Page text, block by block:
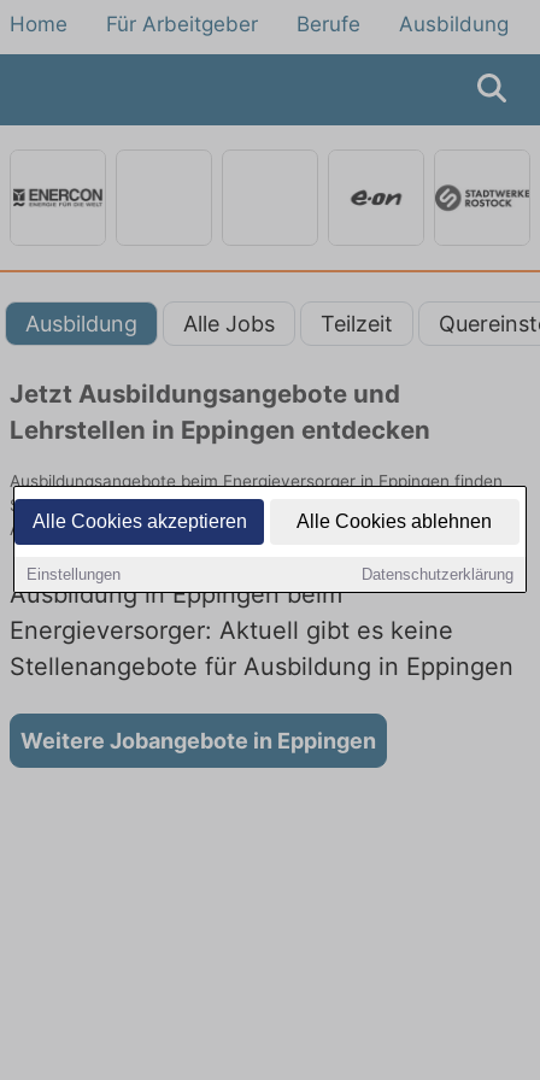
Alle Cookies akzeptieren Alle Cookies ablehnen
Einstellungen Datenschutzerklärung
Home Für Arbeitgeber Berufe Ausbildung
Ausbildung Alle Jobs Teilzeit
Jetzt Ausbildungsangebote und
Lehrstellen in Eppingen entdecken
Ausbildungsangebote beim Energieversorger in Eppingen finden
Sie von namhaften Firmen. Entdecken Sie freie Optionen von Top-
Arbeitgebern und bewerben Sie sich noch heute.
Ausbildung in Eppingen beim
Energieversorger: Aktuell gibt es keine
Stellenangebote für Ausbildung in Eppingen
Weitere Jobangebote in Eppingen